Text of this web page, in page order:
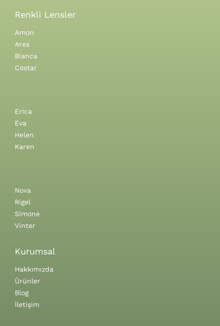
Renkli Lensler
Amon
Ares
Bianca
Costar
Erica
Eva
Helen
Karen
Nova
Rigel
Simone
Vinter
Kurumsal
Hakkımızda
Ürünler
Blog
İletişim